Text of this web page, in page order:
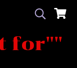
for""